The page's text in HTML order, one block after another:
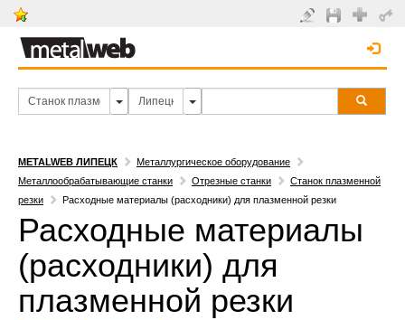
METALWEB ЛИПЕЦК
Металлургическое оборудование
Металлообрабатывающие станки
Отрезные станки
Станок плазменной
резки
Расходные материалы (расходники) для плазменной резки
Расходные материалы
(расходники) для
плазменной резки